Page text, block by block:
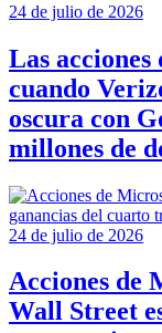
24 de julio de 2026
Las
cuando
oscura con
millones de
24 de julio de 2026
Acciones de
Wall Street